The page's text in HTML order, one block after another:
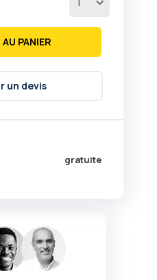
gratuite
PANIER
un devis